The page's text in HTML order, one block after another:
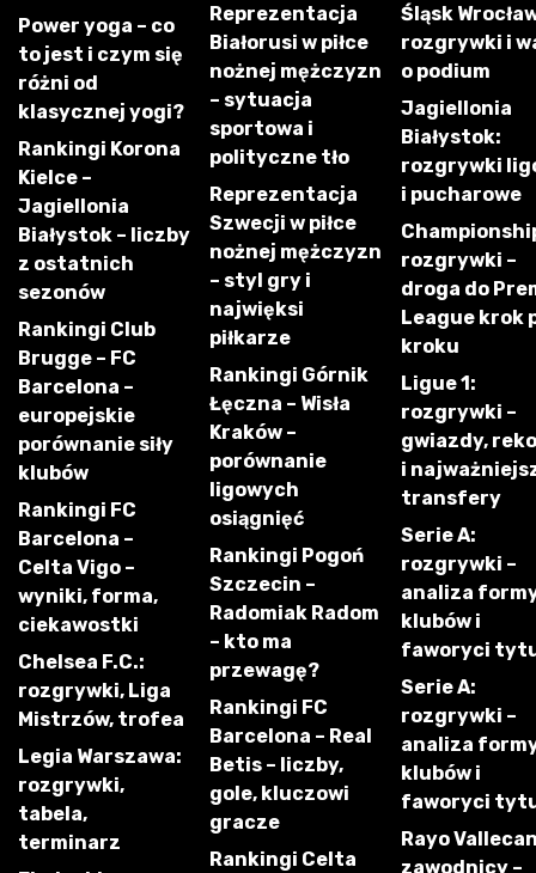
Power yoga – co
to jest i czym się
różni od
klasycznej yogi?
Rankingi Korona
Kielce –
Jagiellonia
Białystok – liczby
z ostatnich
sezonów
Rankingi Club
Brugge – FC
Barcelona –
europejskie
porównanie siły
klubów
Rankingi FC
Barcelona –
Celta Vigo –
wyniki, forma,
ciekawostki
Chelsea F.C.:
rozgrywki, Liga
Mistrzów, trofea
Legia Warszawa:
rozgrywki,
tabela,
terminarz
Reprezentacja
Białorusi w piłce
nożnej mężczyzn
– sytuacja
sportowa i
polityczne tło
Reprezentacja
Szwecji w piłce
nożnej mężczyzn
– styl gry i
najwięksi
piłkarze
Rankingi Górnik
Łęczna – Wisła
Kraków –
porównanie
ligowych
osiągnięć
Rankingi Pogoń
Szczecin –
Radomiak Radom
– kto ma
przewagę?
Rankingi FC
Barcelona – Real
Betis – liczby,
gole, kluczowi
gracze
Rankingi Celta
Śląsk
rozgrywki i
o podium
Jagiellonia
Białystok:
rozgrywki
i pucharowe
rozgrywki –
droga do
League krok
kroku
Ligue 1:
rozgrywki –
gwiazdy,
i
transfery
Serie A:
rozgrywki –
analiza
klubów i
faworyci
Serie A:
rozgrywki –
analiza
klubów i
faworyci
Rayo
zawodnicy –